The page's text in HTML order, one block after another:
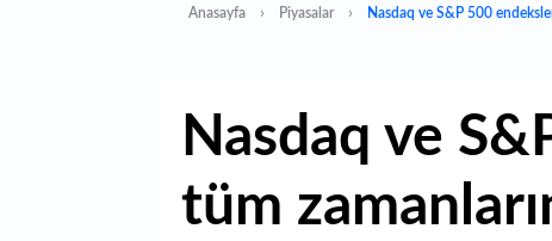
Anasayfa Piyasalar Nasdaq ve S&P 500
Nasdaq ve
tüm